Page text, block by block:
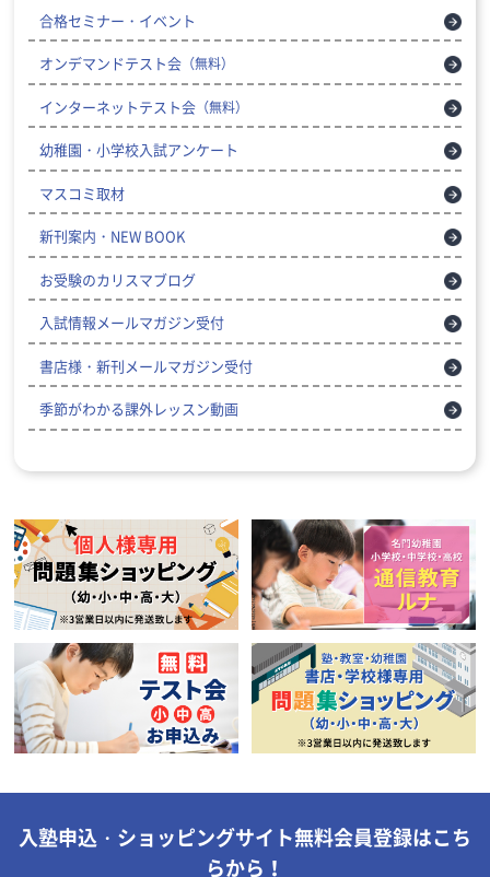
合格セミナー・イベント
オンデマンドテスト会 （無料）
インターネットテスト会 （無料）
幼稚園・小学校入試アンケート
マスコミ取材
新刊案内・NEW BOOK
お受験のカリスマブログ
入試情報メールマガジン受付
書店様・新刊メールマガジン受付
季節がわかる課外レッスン動画
入塾申込・ショッピングサイト無料会員登録はこち
らから！